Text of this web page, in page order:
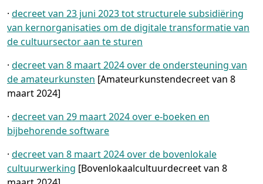
· decreet van 23 juni 2023 tot structurele subsidiëring
van kernorganisaties om de digitale transformatie van
de cultuursector aan te sturen
· decreet van 8 maart 2024 over de ondersteuning van
de amateurkunsten [Amateurkunstendecreet van 8
maart 2024]
· decreet van 29 maart 2024 over e-boeken en
bijbehorende software
· decreet van 8 maart 2024 over de bovenlokale
cultuurwerking [Bovenlokaalcultuurdecreet van 8